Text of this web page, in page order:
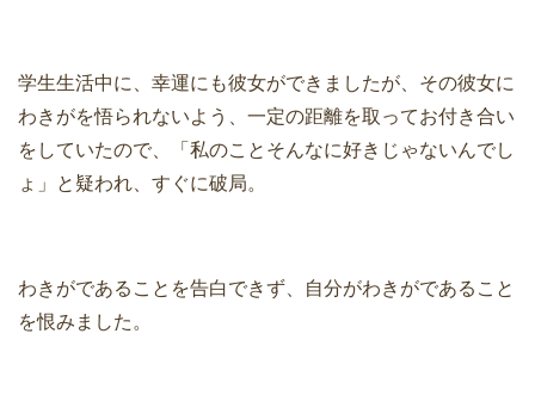
学生生活中に、幸運にも彼女ができましたが、その彼女に
わきがを悟られないよう、一定の距離を取ってお付き合い
をしていたので、「私のことそんなに好きじゃないんでし
ょ」と疑われ、すぐに破局。
わきがであることを告白できず、自分がわきがであること
を恨みました。